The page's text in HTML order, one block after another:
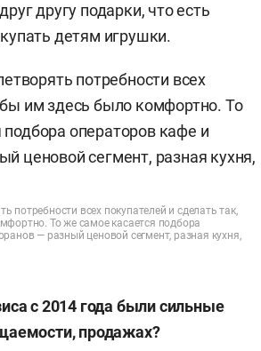
другу подарки, что есть
детям игрушки.
потребности всех покупателей и сделать так,
То же самое касается подбора
— разный ценовой сегмент, разная кухня,
с 2014 года были сильные
продажах?